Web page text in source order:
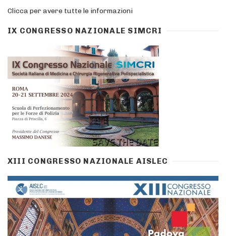
Clicca per avere tutte le informazioni
IX CONGRESSO NAZIONALE SIMCRI
XIII CONGRESSO NAZIONALE AISLEC